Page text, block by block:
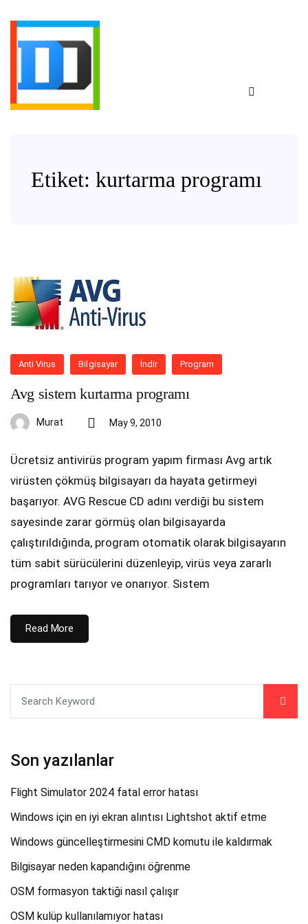
Etiket: kurtarma programı
Anti Virus Bilgisayar İndir Program
Avg sistem kurtarma programı
Murat May 9, 2010
Ücretsiz antivirüs program yapım firması Avg artık
virüsten çökmüş bilgisayarı da hayata getirmeyi
başarıyor. AVG Rescue CD adını verdiği bu sistem
sayesinde zarar görmüş olan bilgisayarda
çalıştırıldığında, program otomatik olarak bilgisayarın
tüm sabit sürücülerini düzenleyip, virüs veya zararlı
programları tarıyor ve onarıyor. Sistem
Read More
Son yazılanlar
Flight Simulator 2024 fatal error hatası
Windows için en iyi ekran alıntısı Lightshot aktif etme
Windows güncelleştirmesini CMD komutu ile kaldırmak
Bilgisayar neden kapandığını öğrenme
OSM formasyon taktiği nasıl çalışır
OSM kulüp kullanılamıyor hatası